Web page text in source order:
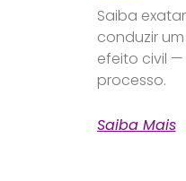
Saiba
conduzir
efeito civil
processo.
Saiba Mais